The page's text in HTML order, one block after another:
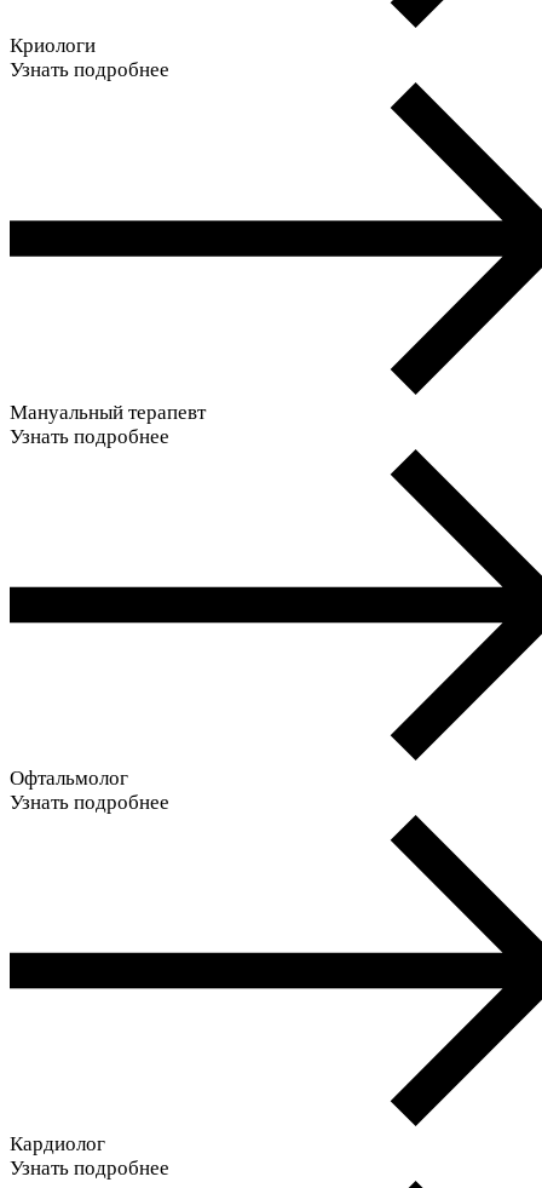
Криологи
Узнать подробнее
Мануальный терапевт
Узнать подробнее
Офтальмолог
Узнать подробнее
Кардиолог
Узнать подробнее